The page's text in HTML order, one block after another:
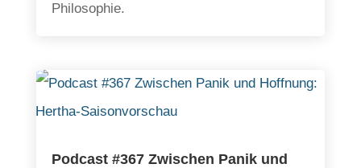
Philosophie.
Podcast #367 Zwischen Panik und